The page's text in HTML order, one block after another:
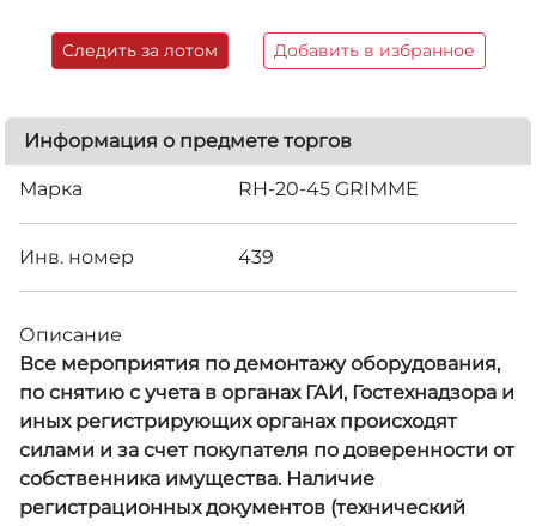
Следить за лотом Добавить в избранное
Информация о предмете торгов
Марка RH-20-45 GRIMME
Инв. номер 439
Описание
Все мероприятия по демонтажу оборудования,
по снятию с учета в органах ГАИ, Гостехнадзора и
иных регистрирующих органах происходят
силами и за счет покупателя по доверенности от
собственника имущества. Наличие
регистрационных документов (технический